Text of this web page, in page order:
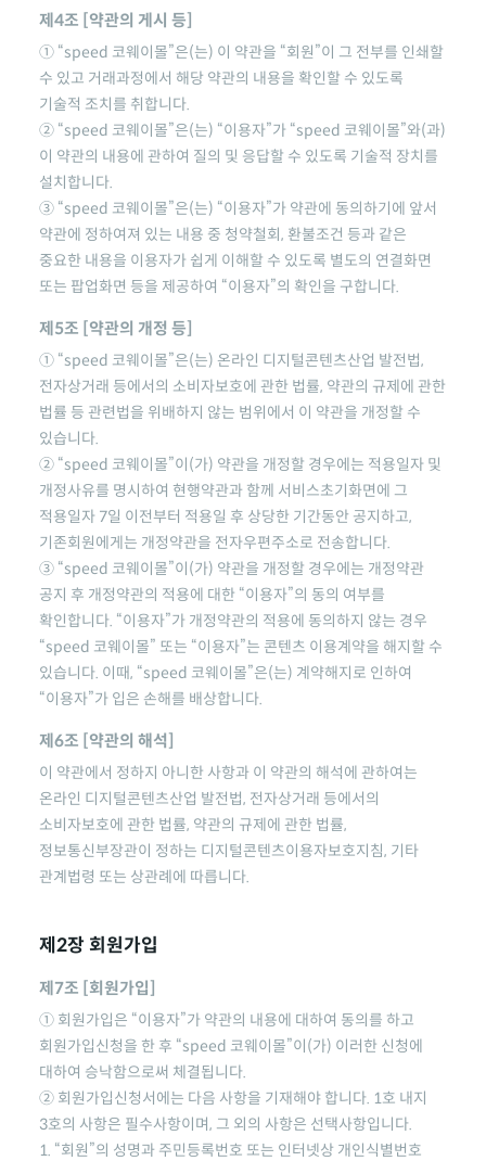
제4조 [약관의 게시 등]
① “speed 코웨이몰”은(는) 이 약관을 “회원”이 그 전부를 인쇄할
수 있고 거래과정에서 해당 약관의 내용을 확인할 수 있도록
기술적 조치를 취합니다.
② “speed 코웨이몰”은(는) “이용자”가 “speed 코웨이몰”와(과)
이 약관의 내용에 관하여 질의 및 응답할 수 있도록 기술적 장치를
설치합니다.
③ “speed 코웨이몰”은(는) “이용자”가 약관에 동의하기에 앞서
약관에 정하여져 있는 내용 중 청약철회, 환불조건 등과 같은
중요한 내용을 이용자가 쉽게 이해할 수 있도록 별도의 연결화면
또는 팝업화면 등을 제공하여 “이용자”의 확인을 구합니다.
제5조 [약관의 개정 등]
① “speed 코웨이몰”은(는) 온라인 디지털콘텐츠산업 발전법,
전자상거래 등에서의 소비자보호에 관한 법률, 약관의 규제에 관한
법률 등 관련법을 위배하지 않는 범위에서 이 약관을 개정할 수
있습니다.
② “speed 코웨이몰”이(가) 약관을 개정할 경우에는 적용일자 및
개정사유를 명시하여 현행약관과 함께 서비스초기화면에 그
적용일자 7일 이전부터 적용일 후 상당한 기간동안 공지하고,
기존회원에게는 개정약관을 전자우편주소로 전송합니다.
③ “speed 코웨이몰”이(가) 약관을 개정할 경우에는 개정약관
공지 후 개정약관의 적용에 대한 “이용자”의 동의 여부를
확인합니다. “이용자”가 개정약관의 적용에 동의하지 않는 경우
“speed 코웨이몰” 또는 “이용자”는 콘텐츠 이용계약을 해지할 수
있습니다. 이때, “speed 코웨이몰”은(는) 계약해지로 인하여
“이용자”가 입은 손해를 배상합니다.
제6조 [약관의 해석]
이 약관에서 정하지 아니한 사항과 이 약관의 해석에 관하여는
온라인 디지털콘텐츠산업 발전법, 전자상거래 등에서의
소비자보호에 관한 법률, 약관의 규제에 관한 법률,
정보통신부장관이 정하는 디지털콘텐츠이용자보호지침, 기타
관계법령 또는 상관례에 따릅니다.
제2장 회원가입
제7조 [회원가입]
① 회원가입은 “이용자”가 약관의 내용에 대하여 동의를 하고
회원가입신청을 한 후 “speed 코웨이몰”이(가) 이러한 신청에
대하여 승낙함으로써 체결됩니다.
② 회원가입신청서에는 다음 사항을 기재해야 합니다. 1호 내지
3호의 사항은 필수사항이며, 그 외의 사항은 선택사항입니다.
1. “회원”의 성명과 주민등록번호 또는 인터넷상 개인식별번호